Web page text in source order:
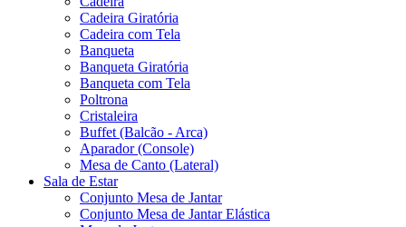
Cadeira Giratória
Cadeira com Tela
Banqueta
Banqueta Giratória
Banqueta com Tela
Poltrona
Cristaleira
Buffet (Balcão - Arca)
Aparador (Console)
Mesa de Canto (Lateral)
Sala de Estar
Conjunto Mesa de Jantar
Conjunto Mesa de Jantar Elástica